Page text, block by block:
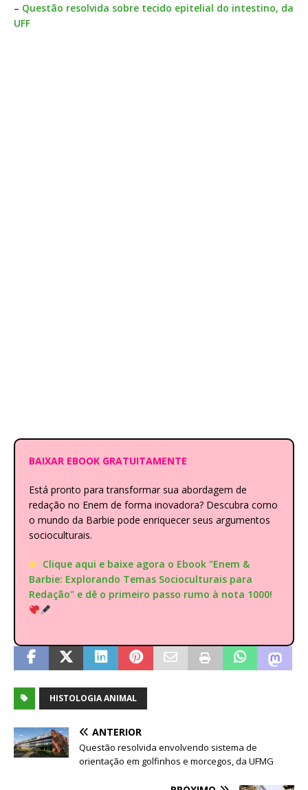
– Questão resolvida sobre tecido epitelial do intestino, da
UFF
BAIXAR EBOOK GRATUITAMENTE
Está pronto para transformar sua abordagem de
redação no Enem de forma inovadora? Descubra como
o mundo da Barbie pode enriquecer seus argumentos
socioculturais.
Clique aqui e baixe agora o Ebook "Enem &
Barbie: Explorando Temas Socioculturais para
Redação" e dê o primeiro passo rumo à nota 1000!
HISTOLOGIA ANIMAL
ANTERIOR
Questão resolvida envolvendo sistema de
orientação em golfinhos e morcegos, da UFMG